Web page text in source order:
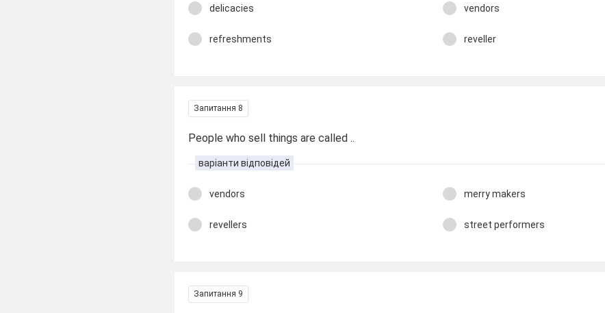
delicacies vendors
refreshments reveller
Запитання 8
People who sell things are called ..
варіанти відповідей
vendors merry makers
revellers street performers
Запитання 9